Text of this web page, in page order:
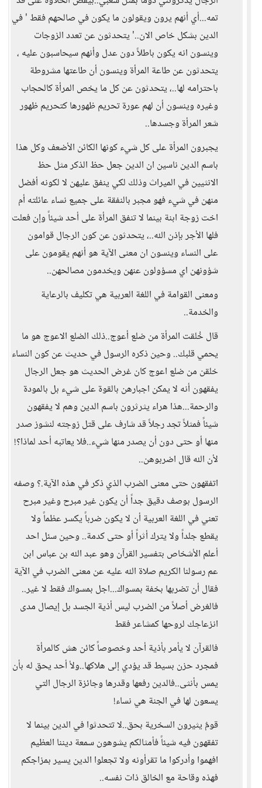
تمه...أي أنهم يرون ويقولون ما يكون في صالحهم فقط ' في
الدين بشكل خاص الان..' يتحدثون عن تعدد الزوجات
وينسون انه يكون باطلاً دون عدل وأنهم سيحاسبون عليه ،
يتحدثون عن طاعة المرأة وينسون أن طاعتها مشروطة
باحترامه لها..، يتحدثون عن كل ما يخص المرأة كالحجاب
وغيره وينسون أن لهم عورة تحريم ظهورها كتحريم ظهور
شعر المرأة وجسدها..
يجبرون المرأة على كل شيء كونها الكائن الأضعف وكل هذا
باسم الدين ناسين ان الدين جعل حظ الذكر مثل حظ
الانثيين في الميراث وذلك لكي ينفق عليهن لا لكونه أفضل
منهن في شيء فهو مجبر بالنفقة على جميع نساء عائلته أم
اخت زوجة ابنة بينما لا تنفق المرأة على أحد شيئاً وإن فعلت
فلها الأجر بإذن الله..، يتحدثون عن كون الرجال قوامون
على النساء وينسون ان معنى الآية هو أنهم يقومون على
شؤونهن اي مسؤولون عنهن ويخدمون مصالحهن..
ومعنى القوامة في اللغة العربية هي تكليف بالرعاية
والخدمة..
قال خُلقت المرأة من ضلع أعوج..ذلك الضلع الاعوج هو ما
يحمي قلبك.. وحين ذكره الرسول في حديث عن كون النساء
خلقن من ضلع اعوج كان غرض الحديث هو جعل الرجال
يفقهون أنه لا يمكن اجبارهن بالقوة على شيء بل بالمودة
والرحمة...هذا هراء يثرثرون باسم الدين وهم لا يفقهون
شيئاً فمثلاً تجد رجلاً قد شارف على قتل زوجته لنشوز صدر
منها أو حتى دون أن يصدر منها شيء..فلا يعاتبه أحد لماذا؟!
لأن الله قال اضربوهن..
اتفقهون حتى معنى الضرب الذي ذكر في هذه الآية.؟ وصفه
الرسول بوصف دقيق جداً أن يكون غير مبرح وغير مبرح
تعني في اللغة العربية أن لا يكون ضرباً يكسر عظماً ولا
يقطع جلداً ولا يترك أثراً أو حتى كدمة.. وحين سئل احد
أعلم الأشخاص بتفسير القرآن وهو عبد الله بن عباس ابن
عم رسولنا الكريم صلاة الله عليه عن معنى الضرب في الآية
فقال أن تضربها بخفة بمسواك...اجل بمسواك فقط لا غير..
فالغرض أصلاً من الضرب ليس أذية الجسد بل إيصال مدى
انزعاجك لروحها كمشاعر فقط
فالقرآن لا يأمر بأذية أحد وخصوصاً كائن هش كالمرأة
فمجرد حزن بسيط قد يؤدي إلى هلاكها..ولأ أحد يحق له بأن
يمس بأنثى..فالدين رفعها وقدرها وجائزة الرجال التي
يسعون لها في الجنة هي نساء!
قومٌ يثيرون السخرية بحق..لا تتحدثوا في الدين بينما لا
تفقهون فيه شيئاً فأمثالكم يشوهون سمعة ديننا العظيم
افهموا وأدركوا ما تقرأونه ولا تجعلوا الدين يسير بمزاجكم
فهذه وقاحة مع الخالق ذات نفسه..